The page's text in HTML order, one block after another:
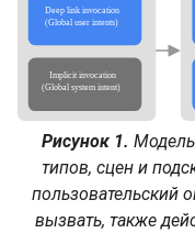
Рисунок 1. Модель
типов, сцен и
пользовательский
вызвать, также